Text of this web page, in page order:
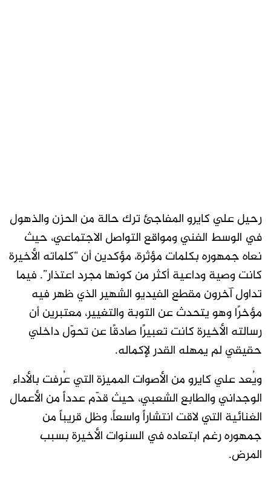
رحيل علي كايرو المفاجئ ترك حالة من الحزن والذهول
في الوسط الفني ومواقع التواصل الاجتماعي، حيث
نعاه جمهوره بكلمات مؤثرة، مؤكدين أن “كلماته الأخيرة
كانت وصية وداعية أكثر من كونها مجرد اعتذار”. فيما
تداول آخرون مقطع الفيديو الشهير الذي ظهر فيه
مؤخرًا وهو يتحدث عن التوبة والتغيير، معتبرين أن
رسالته الأخيرة كانت تعبيرًا صادقًا عن تحوّل داخلي
حقيقي لم يمهله القدر لإكماله.
ويُعد علي كايرو من الأصوات المميزة التي عُرفت بالأداء
الوجداني والطابع الشعبي، حيث قدّم عدداً من الأعمال
الغنائية التي لاقت انتشاراً واسعاً، وظل قريباً من
جمهوره رغم ابتعاده في السنوات الأخيرة بسبب
المرض.